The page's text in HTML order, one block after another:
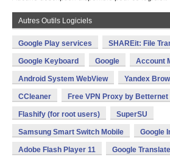
Autres Outils Logiciels
Google Play services SHAREit: File
Google Keyboard Google Account
Android System WebView Yandex
CCleaner Free VPN Proxy by Betternet
Flashify (for root users) SuperSU
Samsung Smart Switch Mobile Google
Adobe Flash Player 11 Google Translate